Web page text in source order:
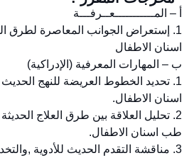
أ – المـــــــــــعــرفـــة
1. إستعراض الجوانب المعاصرة لطرق
اسنان الاطفال
ب – المهارات المعرفية (الإدراكية)
1. تحديد الخطوط العريضة للنهج
اسنان الاطفال.
2. تحليل العلاقة بين طرق العلاج
طب اسنان الاطفال.
3. مناقشة التقدم الحديث للأدوية